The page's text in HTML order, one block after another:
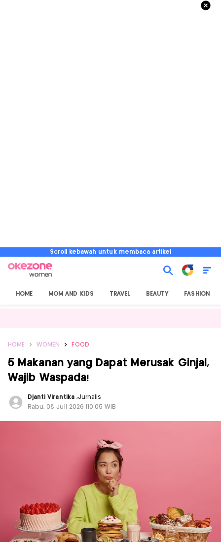
Scroll kebawah untuk membaca artikel
HOME MOM AND KIDS TRAVEL BEAUTY FASHION
HOME WOMEN FOOD
5 Makanan yang Dapat Merusak Ginjal,
Wajib Waspada!
Djanti Virantika ,Jurnalis
Rabu, 08 Juli 2026 |10:05 WIB